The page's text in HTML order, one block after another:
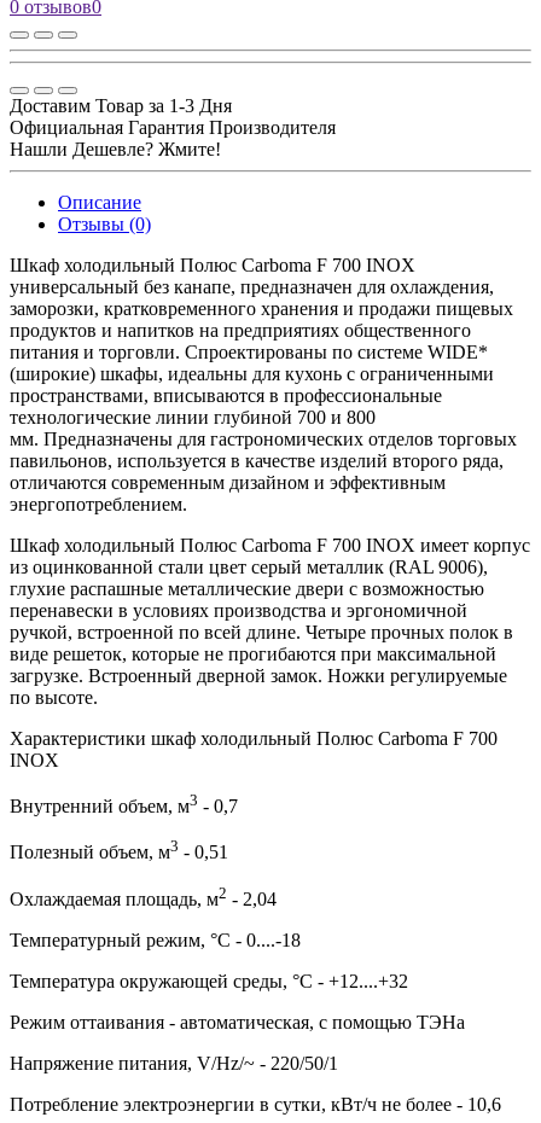
0 отзывов0
Доставим Товар за 1-3 Дня
Официальная Гарантия Производителя
Нашли Дешевле? Жмите!
Описание
Отзывы (0)
Шкаф холодильный Полюс Carboma F 700 INOX
универсальный без канапе, предназначен для охлаждения,
заморозки, кратковременного хранения и продажи пищевых
продуктов и напитков на предприятиях общественного
питания и торговли. Спроектированы по системе WIDE*
(широкие) шкафы, идеальны для кухонь с ограниченными
пространствами, вписываются в профессиональные
технологические линии глубиной 700 и 800
мм. Предназначены для гастрономических отделов торговых
павильонов, используется в качестве изделий второго ряда,
отличаются современным дизайном и эффективным
энергопотреблением.
Шкаф холодильный Полюс Carboma F 700 INOX имеет корпус
из оцинкованной стали цвет серый металлик (RAL 9006),
глухие распашные металлические двери с возможностью
перенавески в условиях производства и эргономичной
ручкой, встроенной по всей длине. Четыре прочных полок в
виде решеток, которые не прогибаются при максимальной
загрузке. Встроенный дверной замок. Ножки регулируемые
по высоте.
Характеристики шкаф холодильный Полюс Carboma F 700
INOX
Внутренний объем, м3 - 0,7
Полезный объем, м3 - 0,51
Охлаждаемая площадь, м2 - 2,04
Температурный режим, °C - 0....-18
Температура окружающей среды, °С - +12....+32
Режим оттаивания - автоматическая, с помощью ТЭНа
Напряжение питания, V/Hz/~ - 220/50/1
Потребление электроэнергии в сутки, кВт/ч не более - 10,6